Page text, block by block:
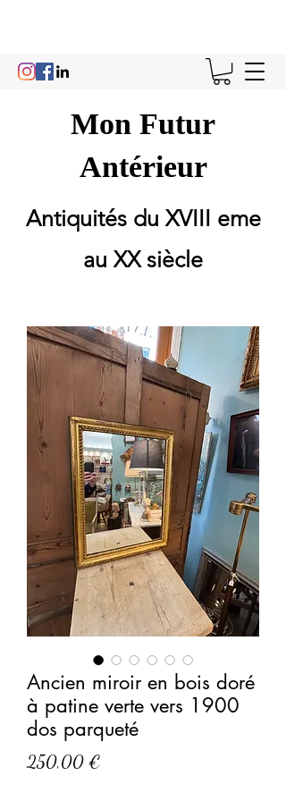
Mon Futur
Antérieur
Antiquités du XVIII eme
au XX siècle
Ancien miroir en bois doré
à patine verte vers 1900
dos parqueté
250,00 €